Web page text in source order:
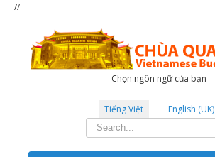
//
Chọn ngôn ngữ của bạn
Tiếng Việt English (UK)
Tìm
kiếm...